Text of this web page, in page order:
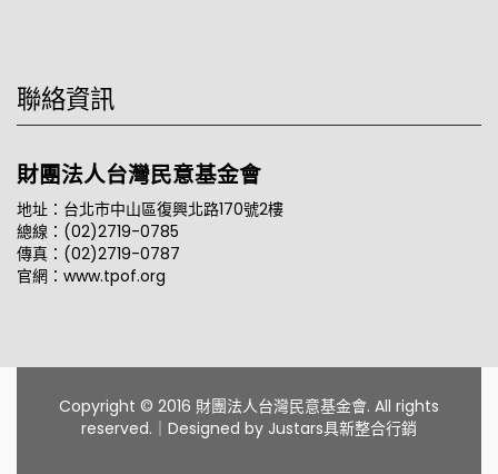
聯絡資訊
財團法人台灣民意基金會
地址：台北市中山區復興北路170號2樓
總線：(02)2719-0785
傳真：(02)2719-0787
官網：www.tpof.org
Copyright © 2016 財團法人台灣民意基金會. All rights
reserved.｜Designed by Justars具新整合行銷